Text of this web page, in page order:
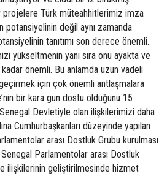
projelere Türk müteahhitlerimiz imza
potansiyelinin değil aynı zamanda
tanıtımı son derece önemli.
yükseltmenin yanı sıra onu ayakta ve
önemli. Bu anlamda uzun vadeli
geçirmek için çok önemli antlaşmalara
bir kara gün dostu olduğunu 15
Devletiyle olan ilişkilerimizi daha
Cumhurbaşkanları düzeyinde yapılan
arası Dostluk Grubu kurulması
Senegal Parlamentolar arası Dostluk
ilişkilerinin geliştirilmesinde hizmet